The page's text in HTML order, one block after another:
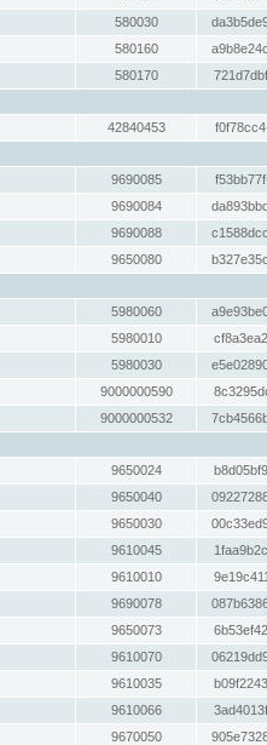
580030
580160
580170
42840453
9690085
9690084
9690088
9650080
5980060
5980010
5980030
9000000590
9000000532
9650024
9650040
9650030
9610045
9610010
9690078
9650073
9610070
9610035
9610066
9670050